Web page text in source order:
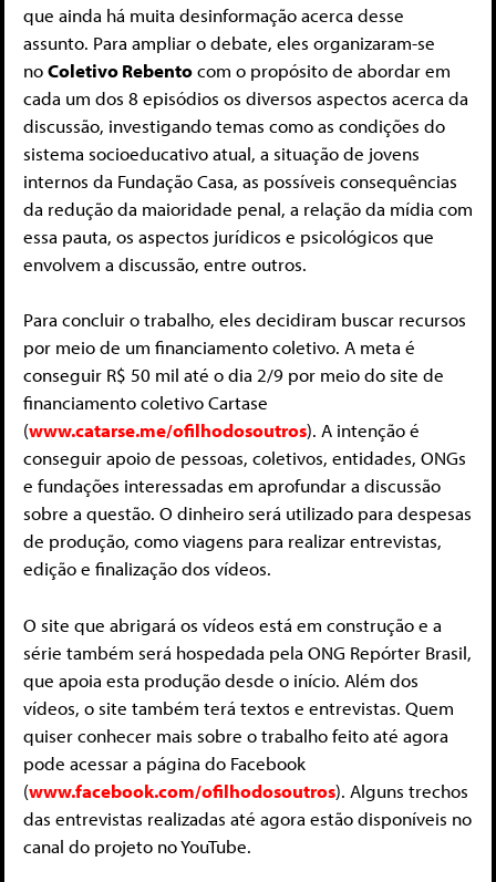
que ainda há muita desinformação acerca desse
assunto. Para ampliar o debate, eles organizaram-se
noColetivo Rebentocom o propósito de abordar em
cada um dos 8 episódios os diversos aspectos acerca da
discussão, investigando temas como as condições do
sistema socioeducativo atual, a situação de jovens
internos da Fundação Casa, as possíveis consequências
da redução da maioridade penal, a relação da mídia com
essa pauta, os aspectos jurídicos e psicológicos que
envolvem a discussão, entre outros.
Para concluir o trabalho, eles decidiram buscar recursos
por meio de um financiamento coletivo. A meta é
conseguir R$ 50 mil até o dia 2/9 por meio do site de
financiamento coletivo Cartase
(www.catarse.me/ofilhodosoutros). A intenção é
conseguir apoio de pessoas, coletivos, entidades, ONGs
e fundações interessadas em aprofundar a discussão
sobre a questão. O dinheiro será utilizado para despesas
de produção, como viagens para realizar entrevistas,
edição e finalização dos vídeos.
O site que abrigará os vídeos está em construção e a
série também será hospedada pela ONG Repórter Brasil,
que apoia esta produção desde o início. Além dos
vídeos, o site também terá textos e entrevistas. Quem
quiser conhecer mais sobre o trabalho feito até agora
pode acessar a página do Facebook
(www.facebook.com/ofilhodosoutros). Alguns trechos
das entrevistas realizadas até agora estão disponíveis no
canal do projeto no YouTube.